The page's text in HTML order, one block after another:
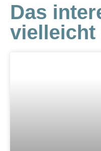
Das
vielleicht